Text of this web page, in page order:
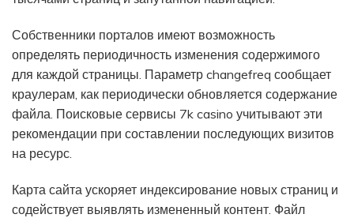
Собственники порталов имеют возможность
определять периодичность изменения содержимого
для каждой страницы. Параметр changefreq сообщает
краулерам, как периодически обновляется содержание
файла. Поисковые сервисы 7k casino учитывают эти
рекомендации при составлении последующих визитов
на ресурс.
Карта сайта ускоряет индексирование новых страниц и
содействует выявлять измененный контент. Файл